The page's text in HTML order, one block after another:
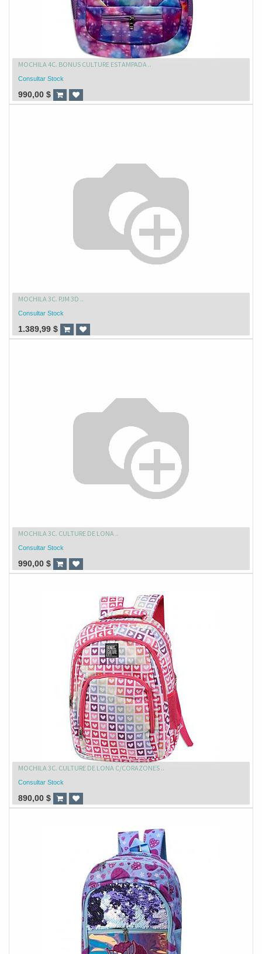
MOCHILA 4C. BONUS CULTURE ESTAMPADA ..
Consultar Stock
990,00 $
MOCHILA 3C. PJM 3D ..
Consultar Stock
1.389,99 $
MOCHILA 3C. CULTURE DE LONA ..
Consultar Stock
990,00 $
MOCHILA 3C. CULTURE DE LONA C/CORAZONES ..
Consultar Stock
890,00 $